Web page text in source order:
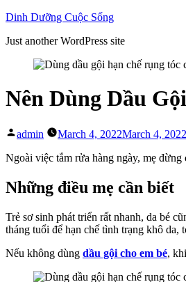
Skip
content
Dinh Dưỡng Cuộc Sống
Just another WordPress site
Nên Dùng Dầu
Posted
admin March 4, 2022March 4, 2022
Ngoài việc tắm rửa hàng ngày, mẹ đừng
Những điều mẹ cần biết
Trẻ sơ sinh phát triển rất nhanh, da bé
tháng tuổi để hạn chế tình trạng khô
Nếu không dùng dầu gội cho em bé,